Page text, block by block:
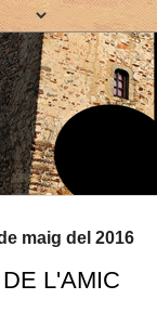
maig del 2016
L'AMIC